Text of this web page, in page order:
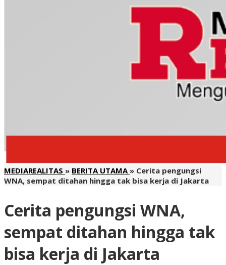
MEDIAREALITAS » BERITA UTAMA » Cerita pengungsi
WNA, sempat ditahan hingga tak bisa kerja di Jakarta
Cerita pengungsi WNA,
sempat ditahan hingga tak
bisa kerja di Jakarta